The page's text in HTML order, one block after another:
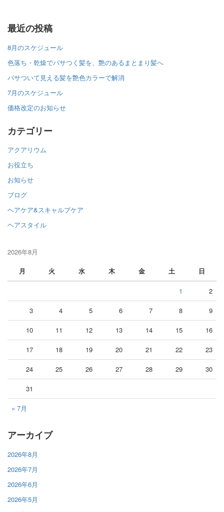
最近の投稿
8月のスケジュール
色落ち・乾燥でパサつく髪を、艶のあるまとまり髪へ
パサついて見える髪を艶色カラーで解消
7月のスケジュール
価格改定のお知らせ
カテゴリー
アクアリウム
お役立ち
お知らせ
ブログ
ヘアケア&スキャルプケア
ヘアスタイル
2026年8月
月
火 水 木 金 土 日
« 7月
1 2
3 4 5 6 7 8 9
10 11 12 13 14 15 16
17 18 19 20 21 22 23
24 25 26 27 28 29 30
31
アーカイブ
2026年8月
2026年7月
2026年6月
2026年5月